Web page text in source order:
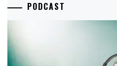
PODCAST